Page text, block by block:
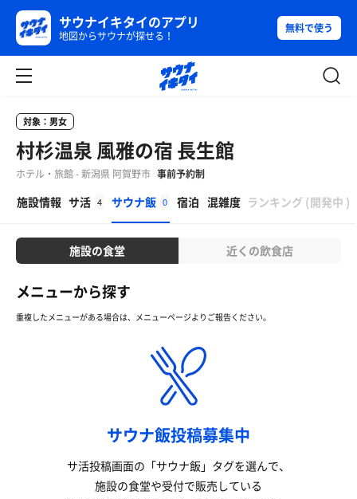
サウナイキタイのアプリ
地図からサウナが探せる！
無料で使う
対象：男女
村杉温泉 風雅の宿 長生館
ホテル・旅館 - 新潟県 阿賀野市 事前予約制
施設情報 サ活 4 サウナ飯 0 宿泊 混雑度 ランキング (開発中 )
施設の食堂 近くの飲食店
メニューから探す
重複したメニューがある場合は、メニューページよりご報告ください。
サウナ飯投稿募集中
サ活投稿画面の「サウナ飯」タグを選んで、
施設の食堂や受付で販売している